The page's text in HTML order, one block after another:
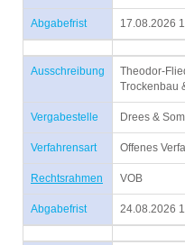
Abgabefrist 17.08.2026
Ausschreibung
Theodor-
Trockenbau
Vergabestelle Drees &
Verfahrensart Offenes
Rechtsrahmen VOB
Abgabefrist 24.08.2026